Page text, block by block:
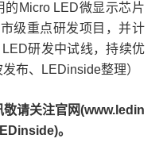
的Micro LED微显示芯片
级重点研发项目，并计
研发中试线，持续优
布、LEDinside整理）
请关注官网(www.ledin
。